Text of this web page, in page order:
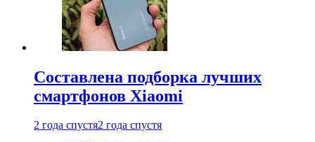
Составлена подборка лучших
смартфонов Xiaomi
2 года спустя2 года спустя